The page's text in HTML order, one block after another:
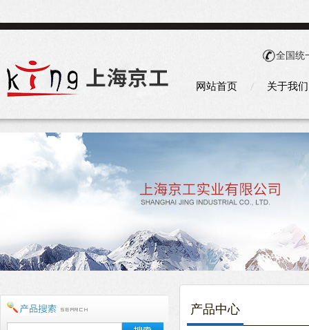
全国统
网站首页 关于我们
产品中心